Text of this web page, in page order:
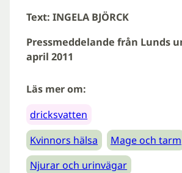
Text: INGELA BJÖRCK
Pressmeddelande från Lunds
april 2011
Läs mer om:
dricksvatten
Kvinnors hälsa
Mage och tarm
Njurar och urinvägar